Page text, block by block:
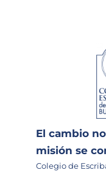
El cambio
misión se
Colegio de